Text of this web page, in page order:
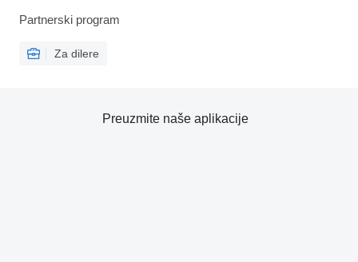
Partnerski program
Za dilere
Preuzmite naše aplikacije